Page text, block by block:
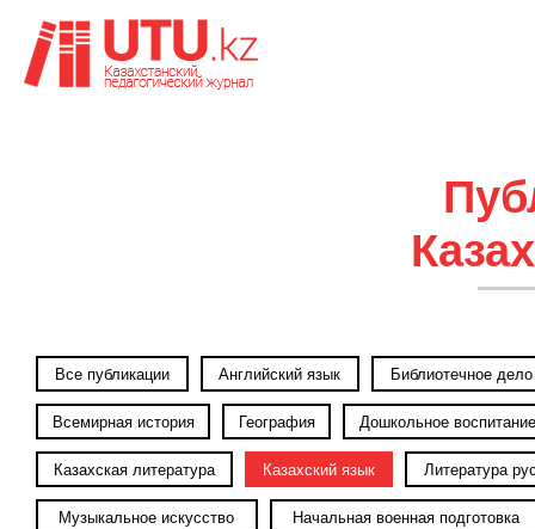
Все публикации Английский язык Библиотечное дело
Всемирная история География Дошкольное воспитание
Казахская литература Казахский язык Литература
Музыкальное искусство Начальная военная подготовка